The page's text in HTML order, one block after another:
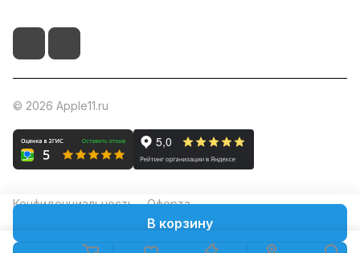
В корзину
© 2026 Apple11.ru
Конфиденциальность Оферта